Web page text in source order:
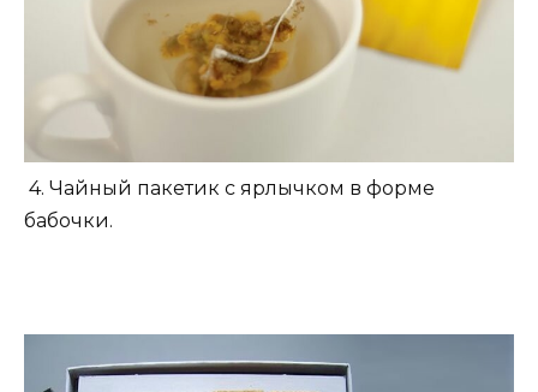
4. Чайный пакетик с ярлычком в форме
бабочки.